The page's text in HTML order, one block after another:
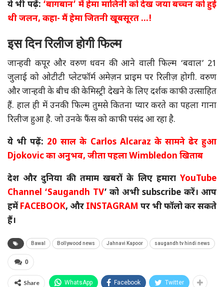
ये भी पढ़ें: ‘बागबान’ में हेमा मालिनी को देख जया बच्चन को हुई
थी जलन, कहा- मैं हेमा जितनी खूबसूरत …!
इस दिन रिलीज होगी फिल्म
जान्हवी कपूर और वरुण धवन की आने वाली फिल्म ‘बवाल’ 21
जुलाई को ओटीटी प्लेटफॉर्म अमेज़न प्राइम पर रिलीज़ होगी. वरुण
और जान्हवी के बीच की केमिस्ट्री देखने के लिए दर्शक काफी उत्साहित
हैं. हाल ही में उनकी फिल्म तुमसे कितना प्यार करते का पहला गाना
रिलीज हुआ है. जो उनके फैंस को काफी पसंद आ रहा है.
ये भी पढ़ें: 20 साल के Carlos Alcaraz के सामने ढेर हुआ
Djokovic का अनुभव, जीता पहला Wimbledon खिताब
देश और दुनिया की तमाम खबरों के लिए हमारा YouTube
Channel ‘Saugandh TV’ को अभी subscribe करें। आप
हमें FACEBOOK, और INSTAGRAM पर भी फॉलो कर सकते
हैं।
Bawal Bollywood news Jahnavi Kapoor saugandh tv hindi news
0
Share WhatsApp Facebook Twitter